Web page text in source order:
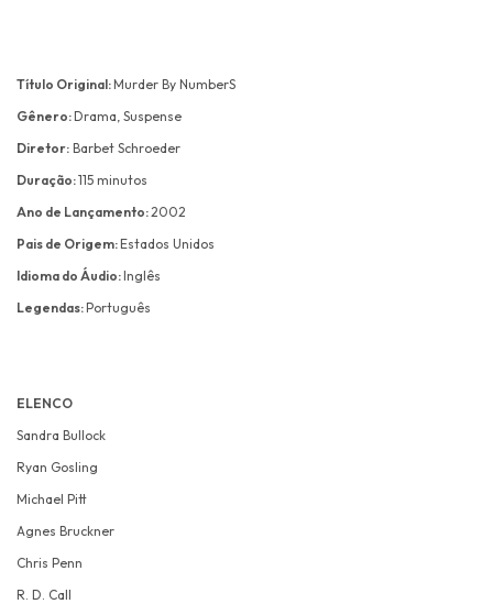
Título Original:Murder By NumberS
Gênero:Drama, Suspense
Diretor: Barbet Schroeder
Duração:115 minutos
Ano de Lançamento:2002
Pais de Origem:Estados Unidos
Idioma do Áudio:Inglês
Legendas:Português
ELENCO
Sandra Bullock
Ryan Gosling
Michael Pitt
Agnes Bruckner
Chris Penn
R. D. Call